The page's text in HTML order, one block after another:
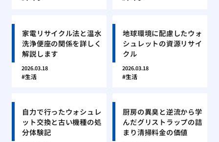
家電リサイクル法と温水
洗浄便座の関係を詳しく
解説します
2026.03.18
生活
地球環境に配慮したウォ
シュレットの資源リサイ
クル
2026.03.18
生活
自力で行ったウォシュレ
ット交換と古い機種の処
分体験記
厨房の異臭と逆流から学
んだグリストラップの詰
まり清掃料金の価値